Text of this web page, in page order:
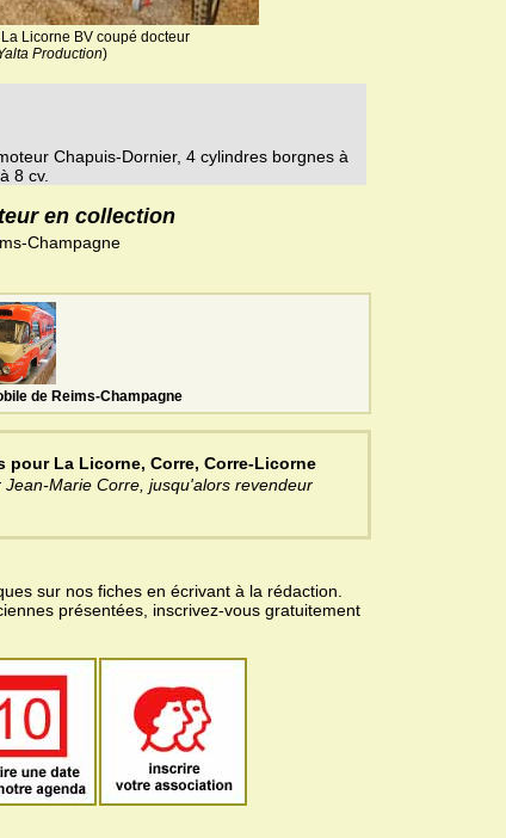
Licorne BV coupé docteur
Production)
Chapuis-Dornier, 4 cylindres borgnes à
8 cv.
en collection
Champagne
de Reims-Champagne
La Licorne, Corre, Corre-Licorne
Marie Corre, jusqu'alors revendeur
sur nos fiches en écrivant à la rédaction.
présentées, inscrivez-vous gratuitement